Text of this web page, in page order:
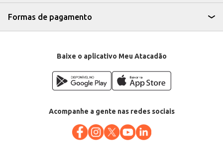
Formas de pagamento
Baixe o aplicativo Meu Atacadão
Acompanhe a gente nas redes sociais